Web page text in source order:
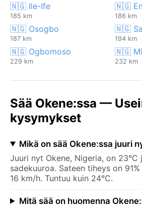
🇳🇬 Ile-Ife
185 km
🇳🇬
186 km
🇳🇬 Osogbo
187 km
🇳🇬
194 km
🇳🇬 Ogbomoso
229 km
🇳🇬
232 km
Sää Okene:ssa —
kysymykset
Mikä on sää Okene:ssa juuri
Juuri nyt Okene, Nigeria, on 23°C
sadekuuroa. Sateen tiheys on
16 km/h. Tuntuu kuin 24°C.
Mitä sää on huomenna